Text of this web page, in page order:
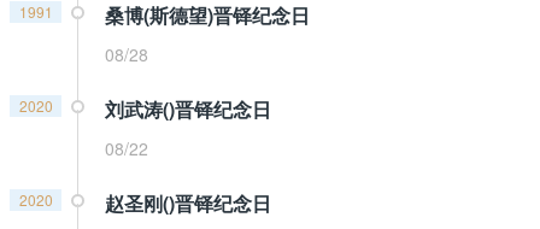
1991 桑博(斯德望)晋铎纪念日
08/28
2020 刘武涛()晋铎纪念日
08/22
2020 赵圣刚()晋铎纪念日